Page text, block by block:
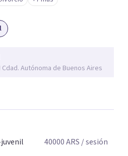
subjetivos y otros
sujeto pueda interrogar
singular frente a su
Cdad. Autónoma de Buenos Aires
40000ARS / sesión